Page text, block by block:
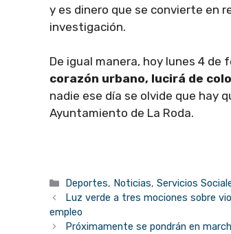
y es dinero que se convierte en
investigación.
De igual manera, hoy lunes 4 de
corazón urbano, lucirá de
nadie ese día se olvide que hay
Ayuntamiento de La Roda.
Categorías
Deportes, Noticias,Servicios
Luz verde a tres mociones sobre
empleo
Próximamente se pondrán en